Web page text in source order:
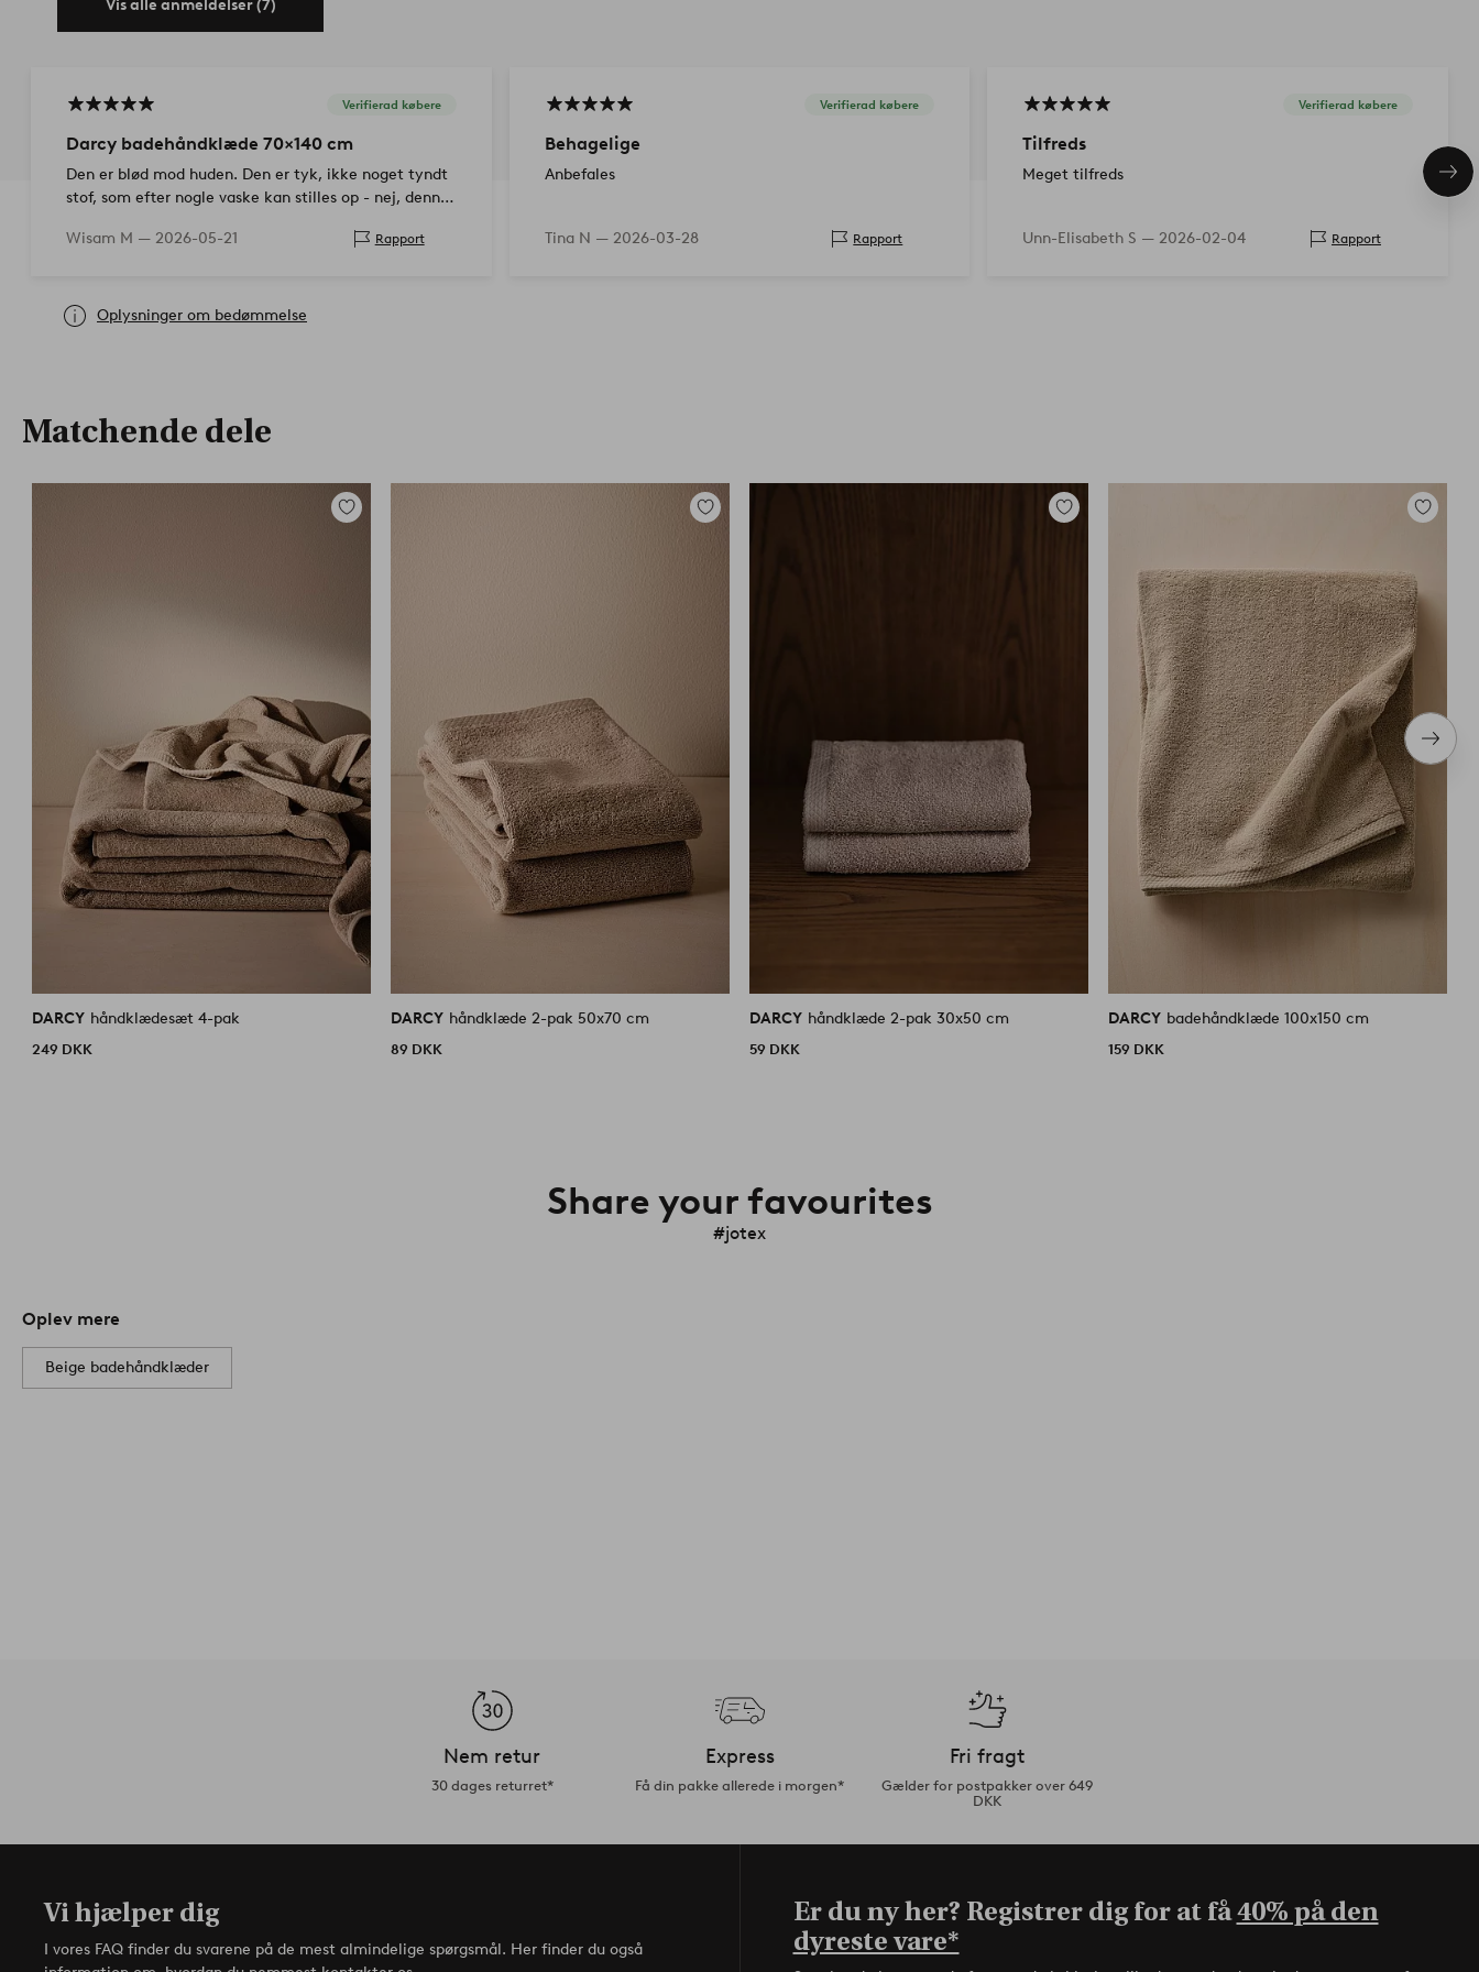
Vis alle anmeldelser (7)
Verifierad købere
Darcy badehåndklæde 70×140 cm
Den er blød mod huden. Den er tyk, ikke noget tyndt
stof, som efter nogle vaske kan stilles op - nej, denne
sig, i hv…
Wisam M — 2026-05-21 Rapport
Verifierad købere
Behagelige
Anbefales
Tina N — 2026-03-28 Rapport
Verifierad købere
Tilfreds
Meget tilfreds
Unn-Elisabeth S — 2026-02-04 Rapport
Oplysninger om bedømmelse
Matchende dele
Tilføj
DARCY håndklædesæt 4-pak
249 DKK
Tilføj
DARCY håndklæde 2-pak 50x70 cm
89 DKK
Tilføj
DARCY håndklæde 2-pak 30x50 cm
59 DKK
Tilføj
DARCY badehåndklæde 100x150 cm
159 DKK
Næste
Share your favourites
#jotex
Oplev mere
Beige badehåndklæder
Nem retur
30 dages returret*
Express
Få din pakke allerede i morgen*
Fri fragt
Gælder for postpakker over 649
DKK
Vi hjælper dig
I vores FAQ finder du svarene på de mest almindelige spørgsmål. Her finder du også
Er du ny her? Registrer dig for at få40% på den
dyreste vare*